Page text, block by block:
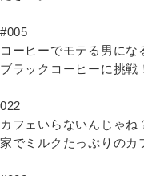
#005
コーヒーでモテる男にな
ブラックコーヒーに挑戦
022
カフェいらないんじゃね
家でミルクたっぷりのカ